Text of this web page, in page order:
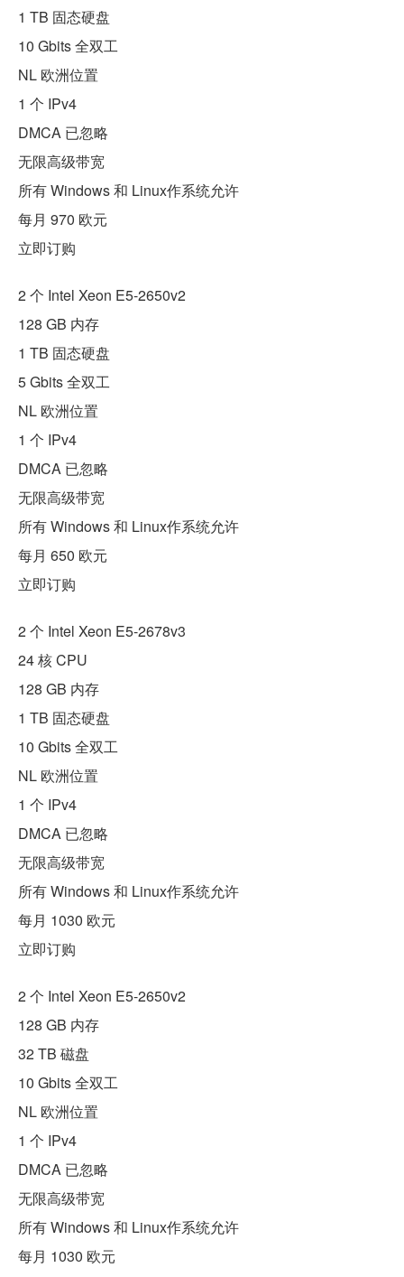
1 TB 固态硬盘
10 Gbits 全双工
NL 欧洲位置
1 个 IPv4
DMCA 已忽略
无限高级带宽
所有 Windows 和 Linux作系统允许
每月 970 欧元
立即订购
2 个 Intel Xeon E5-2650v2
128 GB 内存
1 TB 固态硬盘
5 Gbits 全双工
NL 欧洲位置
1 个 IPv4
DMCA 已忽略
无限高级带宽
所有 Windows 和 Linux作系统允许
每月 650 欧元
立即订购
2 个 Intel Xeon E5-2678v3
24 核 CPU
128 GB 内存
1 TB 固态硬盘
10 Gbits 全双工
NL 欧洲位置
1 个 IPv4
DMCA 已忽略
无限高级带宽
所有 Windows 和 Linux作系统允许
每月 1030 欧元
立即订购
2 个 Intel Xeon E5-2650v2
128 GB 内存
32 TB 磁盘
10 Gbits 全双工
NL 欧洲位置
1 个 IPv4
DMCA 已忽略
无限高级带宽
所有 Windows 和 Linux作系统允许
每月 1030 欧元